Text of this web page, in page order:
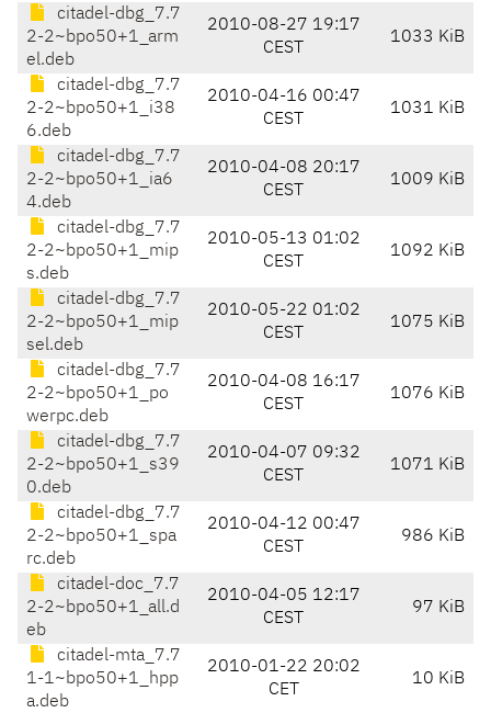
citadel-dbg_7.7
2-2~bpo50+1_arm
el.deb
2010-08-27 19:17
CEST
1033 KiB
citadel-dbg_7.7
2-2~bpo50+1_i38
6.deb
2010-04-16 00:47
CEST
1031 KiB
citadel-dbg_7.7
2-2~bpo50+1_ia6
4.deb
2010-04-08 20:17
CEST
1009 KiB
citadel-dbg_7.7
2-2~bpo50+1_mip
s.deb
2010-05-13 01:02
CEST
1092 KiB
citadel-dbg_7.7
2-2~bpo50+1_mip
sel.deb
2010-05-22 01:02
CEST
1075 KiB
citadel-dbg_7.7
2-2~bpo50+1_po
werpc.deb
2010-04-08 16:17
CEST
1076 KiB
citadel-dbg_7.7
2-2~bpo50+1_s39
0.deb
2010-04-07 09:32
CEST
1071 KiB
citadel-dbg_7.7
2-2~bpo50+1_spa
rc.deb
2010-04-12 00:47
CEST
986 KiB
citadel-doc_7.7
2-2~bpo50+1_all.d
eb
2010-04-05 12:17
CEST
97 KiB
citadel-mta_7.7
1-1~bpo50+1_hpp
a.deb
2010-01-22 20:02
CET
10 KiB